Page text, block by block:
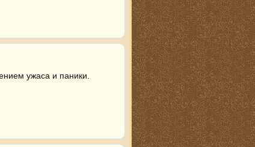
ужаса и паники.